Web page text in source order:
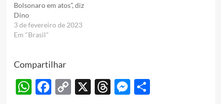
Bolsonaro em atos”, diz
Dino
3 de fevereiro de 2023
Em "Brasil"
Compartilhar
WhatsApp
Facebook
Copy
X Threads
Messenger
Share